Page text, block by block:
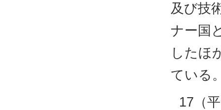
及び技
ナー国
したほ
ている
17（